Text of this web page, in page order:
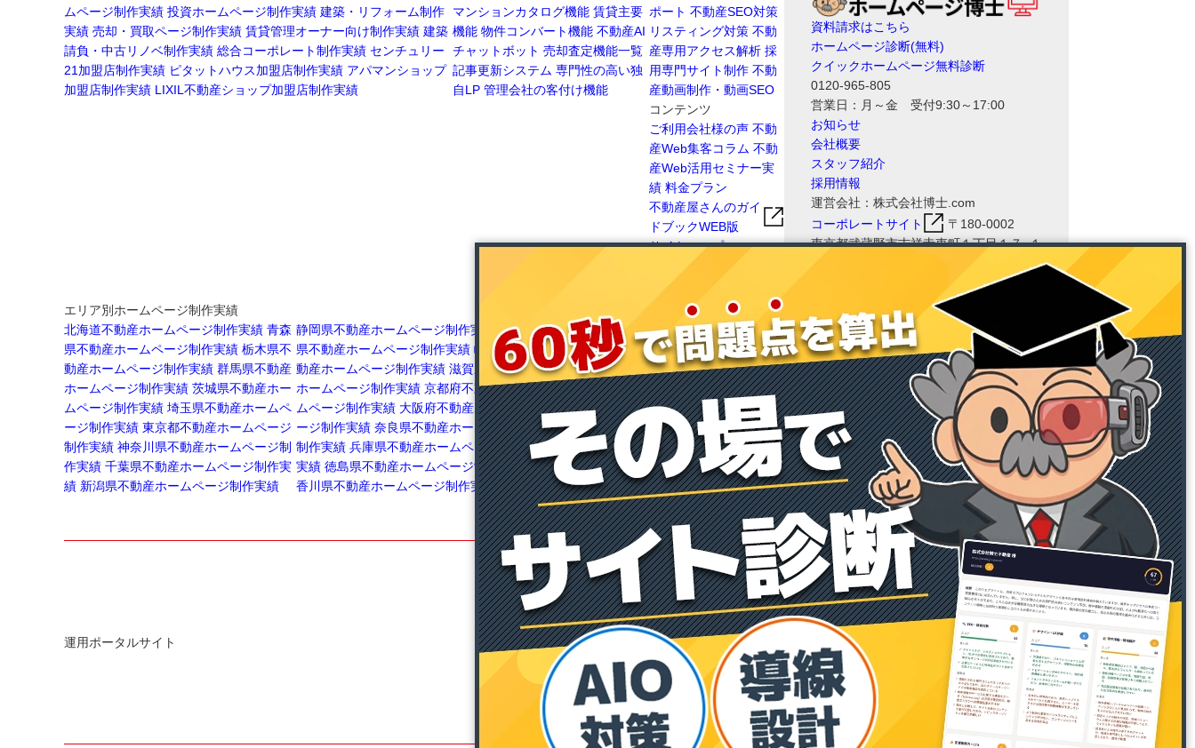
ムページ制作実績 投資ホームページ制作実績 建築・リフォーム制作
実績 売却・買取ページ制作実績 賃貸管理オーナー向け制作実績 建築
請負・中古リノベ制作実績 総合コーポレート制作実績 センチュリー
21加盟店制作実績 ピタットハウス加盟店制作実績 アパマンショップ
加盟店制作実績 LIXIL不動産ショップ加盟店制作実績
マンションカタログ機能 賃貸主要
機能 物件コンバート機能 不動産AI
チャットボット 売却査定機能一覧
記事更新システム 専門性の高い独
自LP 管理会社の客付け機能
ポート 不動産SEO対策
リスティング対策 不動
産専用アクセス解析 採
用専門サイト制作 不動
産動画制作・動画SEO
コンテンツ
ご利用会社様の声 不動
産Web集客コラム 不動
産Web活用セミナー実
績 料金プラン
不動産屋さんのガイ
ドブックWEB版
サイトマップ
エリア別ホームページ制作実績
北海道不動産ホームページ制作実績 青森
県不動産ホームページ制作実績 栃木県不
動産ホームページ制作実績 群馬県不動産
ホームページ制作実績 茨城県不動産ホー
ムページ制作実績 埼玉県不動産ホームペ
ージ制作実績 東京都不動産ホームページ
制作実績 神奈川県不動産ホームページ制
作実績 千葉県不動産ホームページ制作実
績 新潟県不動産ホームページ制作実績
静岡県不動産ホームページ制作実績
愛知
県不動産ホームページ制作実績 岐阜県不
動産ホームページ制作実績 滋賀県不動産
ホームページ制作実績 京都府不動産ホー
ムページ制作実績 大阪府不動産ホームペ
ージ制作実績 奈良県不動産ホームページ
制作実績 兵庫県不動産ホームページ制作
実績 徳島県不動産ホームページ制作実績
香川県不動産ホームページ制作実績
愛媛県不動産ホームページ制作実績 高知県不
動産ホームページ制作実績 広島県不動産ホー
ムページ制作実績
福岡県不動産ホームページ
制作実績 長崎県不動産ホームページ制作実績
佐賀県不動産ホームページ制作実績
鹿児島県
不動産ホームページ制作実績 熊本県不動産ホ
ームページ制作実績 宮崎県不動産ホームペー
ジ制作実績 和歌山県不動産ホームページ制作
実績 沖縄県不動産ホームページ制作実績
運用ポータルサイト
不動産賃貸経営博士
不動産投資博士
賃貸博士
メディア博士
マニュアル博士
博士ドットコム通信
飯能ベース
資料請求はこちら
ホームページ診断(無料)
クイックホームページ無料診断
0120-965-805
営業日：月～金 受付9:30～17:00
お知らせ
会社概要
スタッフ紹介
採用情報
運営会社：株式会社博士.com
コーポレートサイト
〒180-0002
東京都武蔵野市吉祥寺東町１丁目１７−１
８ 三角ビル 2F
ホームページ博士RHSの運営会社である
株式会社博士.comは、情報セキュリティ
マネジメントシステム（ISMS）の国際規
格「ISO/IEC 27001:2022（JIS Q
27001:2023）」および、品質マネジメン
トシステムの国際規格「ISO
9001:2015（JIS Q 9001:2015）」の認証
を取得しております。お客様の機密情報
の適切な保護と業務品質の継続的な向上
を徹底し、安心・安全なサービスの提供
に努めてまいります。